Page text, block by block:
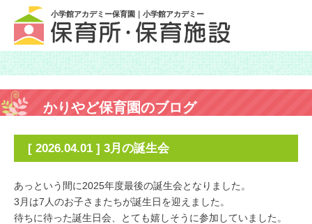
小学館アカデミー保育園｜小学館アカデミー
かりやど保育園のブログ
[ 2026.04.01 ] 3月の誕生会
あっという間に2025年度最後の誕生会となりました。
3月は7人のお子さまたちが誕生日を迎えました。
待ちに待った誕生日会、とても嬉しそうに参加していました。